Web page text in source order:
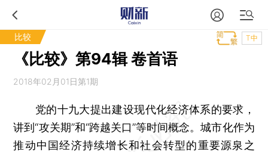
比较 T中
《比较》第94辑 卷首语
2018年02月01日第1期
党的十九大提出建设现代化经济体系的要求，
讲到“攻关期”和“跨越关口”等时间概念。城市化作为
推动中国经济持续增长和社会转型的重要源泉之